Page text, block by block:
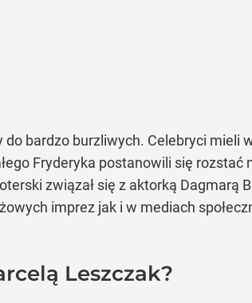
bardzo burzliwych. Celebryci mieli
Fryderyka postanowili się
związał się z aktorką Dagmarą
imprez jak i w mediach
Leszczak?